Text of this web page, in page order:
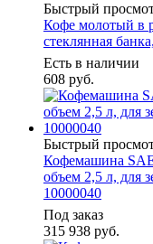
Быстрый
Кофе молотый в
стеклянная
Есть в наличии
608 руб.
Быстрый
Кофемашина
объем 2,5 л, для
10000040
Под заказ
315 938 руб.